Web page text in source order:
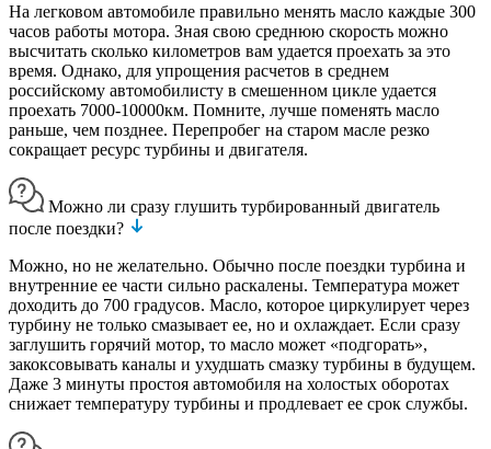
На легковом автомобиле правильно менять масло каждые 300
часов работы мотора. Зная свою среднюю скорость можно
высчитать сколько километров вам удается проехать за это
время. Однако, для упрощения расчетов в среднем
российскому автомобилисту в смешенном цикле удается
проехать 7000-10000км. Помните, лучше поменять масло
раньше, чем позднее. Перепробег на старом масле резко
сокращает ресурс турбины и двигателя.
Можно ли сразу глушить турбированный двигатель
после поездки?
Можно, но не желательно. Обычно после поездки турбина и
внутренние ее части сильно раскалены. Температура может
доходить до 700 градусов. Масло, которое циркулирует через
турбину не только смазывает ее, но и охлаждает. Если сразу
заглушить горячий мотор, то масло может «подгорать»,
закоксовывать каналы и ухудшать смазку турбины в будущем.
Даже 3 минуты простоя автомобиля на холостых оборотах
снижает температуру турбины и продлевает ее срок службы.